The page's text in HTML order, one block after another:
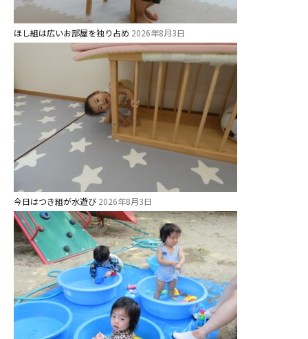
ほし組は広いお部屋を独り占め 2026年8月3日
今日はつき組が水遊び 2026年8月3日